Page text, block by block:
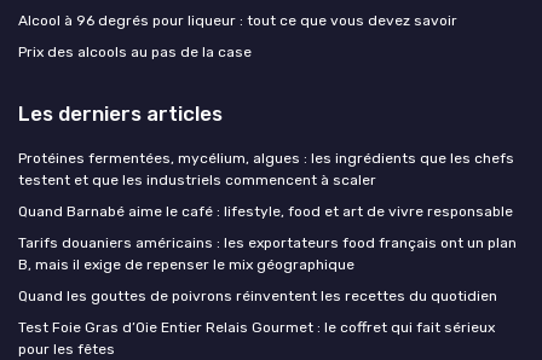
Alcool à 96 degrés pour liqueur : tout ce que vous devez savoir
Prix des alcools au pas de la case
Les derniers articles
Protéines fermentées, mycélium, algues : les ingrédients que les chefs
testent et que les industriels commencent à scaler
Quand Barnabé aime le café : lifestyle, food et art de vivre responsable
Tarifs douaniers américains : les exportateurs food français ont un plan
B, mais il exige de repenser le mix géographique
Quand les gouttes de poivrons réinventent les recettes du quotidien
Test Foie Gras d’Oie Entier Relais Gourmet : le coffret qui fait sérieux
pour les fêtes